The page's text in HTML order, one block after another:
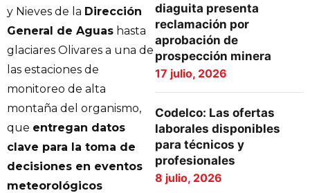
y Nieves de la Dirección
General de Aguas hasta
glaciares Olivares a una de
las estaciones de
monitoreo de alta
montaña del organismo,
que entregan datos
clave para la toma de
decisiones en eventos
meteorológicos
diaguita presenta
reclamación por
aprobación de
prospección minera
17 julio, 2026
Codelco: Las ofertas
laborales disponibles
para técnicos y
profesionales
8 julio, 2026